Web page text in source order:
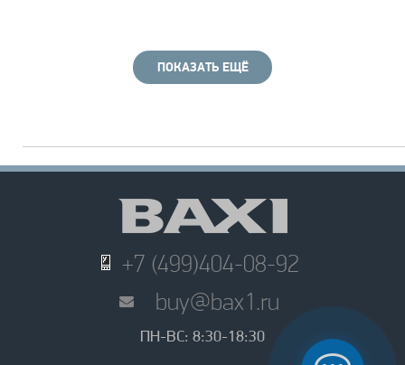
ПОКАЗАТЬ ЕЩЁ
+7 (499)404-08-92
buy@bax1.ru
ПН-ВС: 8:30-18:30